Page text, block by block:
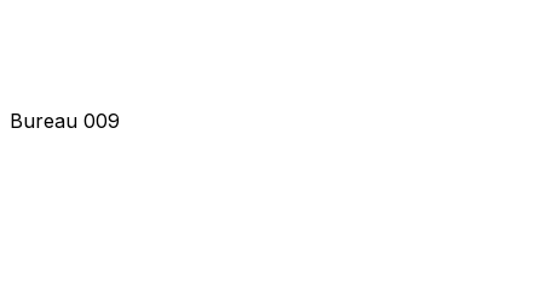
Bureau 011